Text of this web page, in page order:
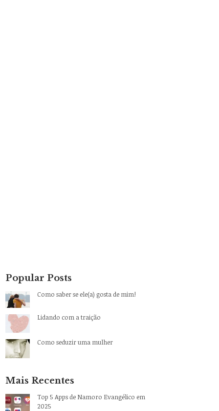
Popular Posts
Como saber se ele(a) gosta de mim!
Lidando com a traição
Como seduzir uma mulher
Mais Recentes
Top 5 Apps de Namoro Evangélico em
2025